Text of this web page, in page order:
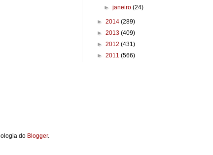
►janeiro(24)
► 2014 (289)
► 2013 (409)
► 2012 (431)
► 2011 (566)
do Blogger.